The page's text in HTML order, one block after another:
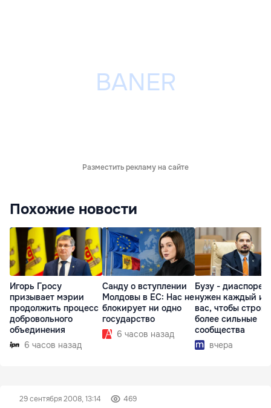
Разместить рекламу на сайте
Похожие новости
Игорь Гросу
призывает мэрии
продолжить процесс
добровольного
объединения
6 часов назад
Санду о вступлении
Молдовы в ЕС: Нас не
блокирует ни одно
государство
6 часов назад
Бузу - диаспоре:
нужен каждый из
вас, чтобы
более сильные
сообщества
вчера
29 сентября 2008, 13:14 469